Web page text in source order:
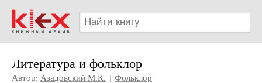
Литература и фольклор
Автор: Азадовский М.К. | Фольклор